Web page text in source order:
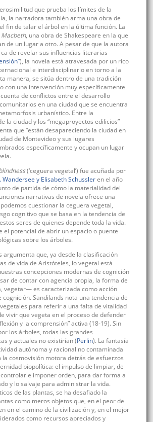
que prueba los límites de la
la narradora también arma una obra de
fin de talar el árbol en la última función. La
Macbeth, una obra de Shakespeare en la que
de un lugar a otro. A pesar de que la autora
de revelar sus influencias literarias
), la novela está atravesada por un rico
e interdisciplinario en torno a la
manera, se sitúa dentro de una tradición
con una intervención muy específicamente
de conflictos entre el desarrollo
en una ciudad que se encuentra
urbanístico. Entre la
la ciudad y los “megaproyectos edilicios”
que “están desapareciendo la ciudad en
de Montevideo y sus lugares
específicamente y ocupan un lugar
(‘ceguera vegetal’) fue acuñada por
Wandersee y Elisabeth Schussleren el año
de partida de cómo la materialidad del
narrativas de novela ofrece una
cuestionar la ceguera vegetal,
cognitivo que se basa en la tendencia de
seres de quienes depende toda la vida.
el potencial de abrir un espacio o puente
sobre los árboles.
argumenta que, ya desde la clasificación
de vida de Aristóteles, lo vegetal está
concepciones modernas de cognición
de contar con agencia propia, la forma de
es caracterizada como acción
cognición. Sandilands nota una tendencia de
para referir a una falta de vitalidad
vivir que vegeta en el proceso de defender
y la comprensión” activa (18-19). Sin
los árboles, todas las grandes
y actuales no existirían (Perlin). La fantasía
autónoma y racional no contaminada
cosmovisión motora detrás de esfuerzos
biopolítica: el impulso de limpiar, de
e imponer orden, para dar forma a
y lo salvaje para administrar la vida.
de las plantas, se ha desafiado la
como meros objetos que, en el peor de
en el camino de la civilización y, en el mejor
como recursos apreciados y